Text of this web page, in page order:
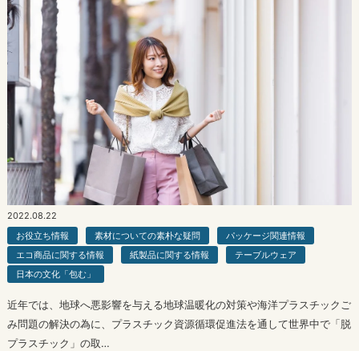
2022.08.22
お役立ち情報
素材についての素朴な疑問
パッケージ関連情報
エコ商品に関する情報
紙製品に関する情報
テーブルウェア
日本の文化「包む」
近年では、地球へ悪影響を与える地球温暖化の対策や海洋プラスチックご
み問題の解決の為に、プラスチック資源循環促進法を通して世界中で「脱
プラスチック」の取…